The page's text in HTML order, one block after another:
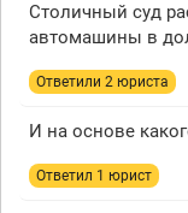
Столичный суд
автомашины в
Ответили 2 юристa
И на основе
Ответил 1 юрист